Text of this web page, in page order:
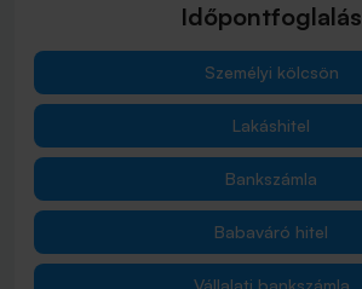
Időpontfoglalás
Személyi kölcsön
Lakáshitel
Bankszámla
Babaváró hitel
Vállalati bankszámla